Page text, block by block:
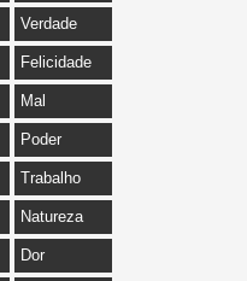
Verdade
Felicidade
Mal
Poder
Trabalho
Natureza
Dor